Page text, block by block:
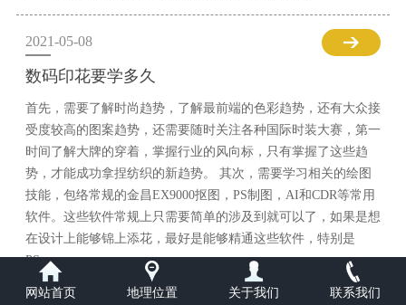
2021-05-08
数码印花要学多久
首先，需要了解时尚趋势，了解最前端的色彩趋势，还有大众接
受度较高的图案趋势，还需要随时关注各种国际时装大赛，第一
时间了解大牌的穿着，掌握行业的风向标，只有掌握了这些趋
势，才能成功拿捏纺织的新趋势。 其次，需要学习相关的绘图
技能，包络常规的金昌EX9000抠图，PS制图，AI和CDR等常用
软件。这些软件常规上只需要简单的涉及到就可以了，如果是想
在设计上能够锦上添花，最好是能够精通这些软件，特别是
PS。
网站首页 地理位置 关于我们 联系我们